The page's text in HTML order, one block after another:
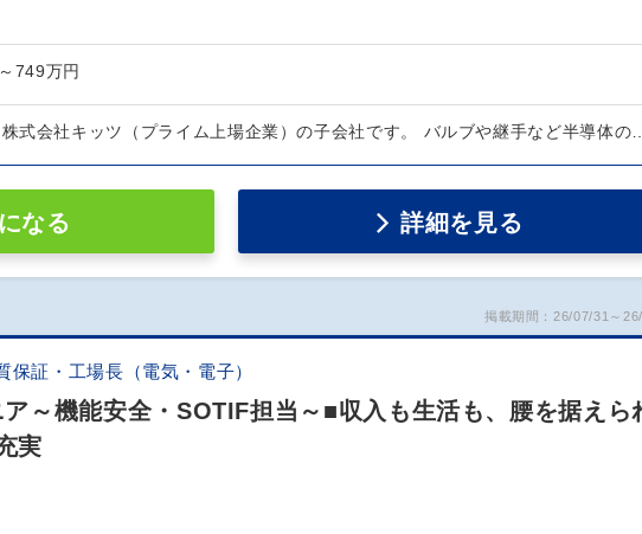
749万円
式会社キッツ（プライム上場企業）の子会社です。 バルブや継手など半導体
なる 詳細を見る
掲載期間：26/07/31～
証・工場長（電気・電子）
～機能安全・SOTIF担当～■収入も生活も、腰を据えら
実